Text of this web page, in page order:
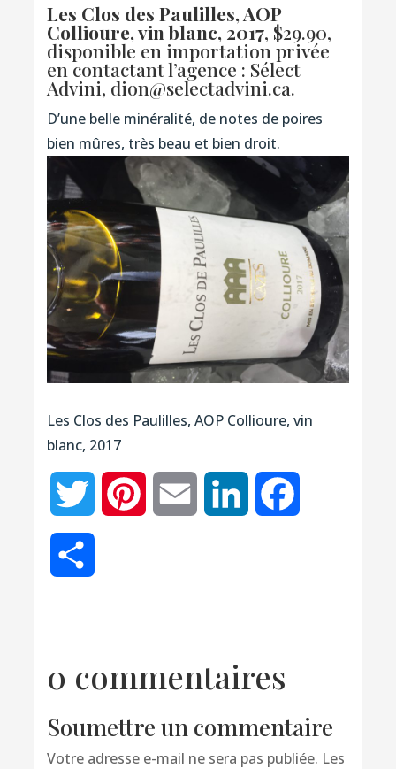
Les Clos des Paulilles, AOP
Collioure, vin blanc, 2017, $29.90,
disponible en importation privée
en contactant l’agence : Sélect
Advini, dion@selectadvini.ca.
D’une belle minéralité, de notes de poires
bien mûres, très beau et bien droit.
Les Clos des Paulilles, AOP Collioure, vin
blanc, 2017
Twitter Pinterest Email LinkedIn
0 commentaires
Soumettre un commentaire
Votre adresse e-mail ne sera pas publiée. Les